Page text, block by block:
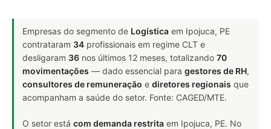
Empresas do segmento de Logística em Ipojuca, PE
contrataram 34 profissionais em regime CLT e
desligaram 36 nos últimos 12 meses, totalizando 70
movimentações — dado essencial para gestores de RH,
consultores de remuneração e diretores regionais que
acompanham a saúde do setor. Fonte: CAGED/MTE.
O setor está com demanda restrita em Ipojuca, PE. No